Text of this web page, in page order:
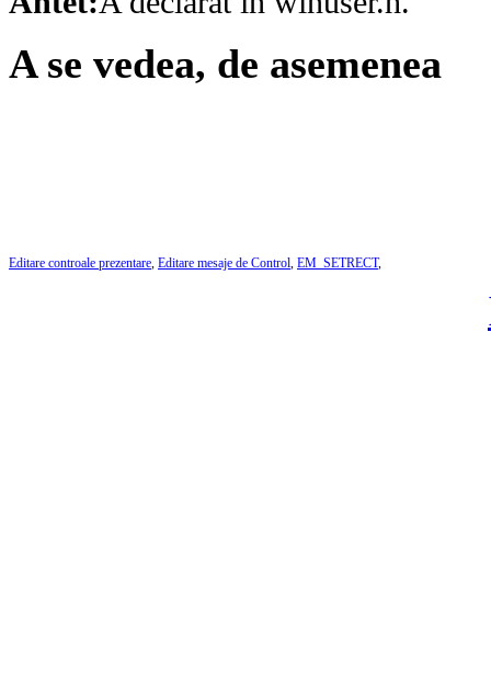
A se vedea, de asemenea
Editare controale prezentare Editare mesaje de Control EM_SETRECT,